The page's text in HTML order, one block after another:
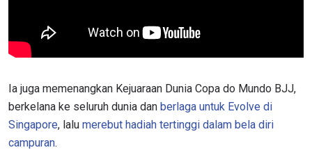
Ia juga memenangkan Kejuaraan Dunia Copa do Mundo BJJ,
berkelana ke seluruh dunia dan berlaga untuk Evolve di
Singapore, lalu merebut hadiah tertinggi dalam bela diri
campuran.